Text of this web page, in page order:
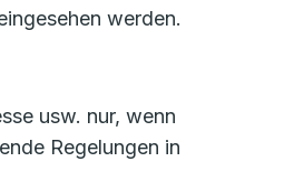
werden.
usw. nur, wenn
Regelungen in